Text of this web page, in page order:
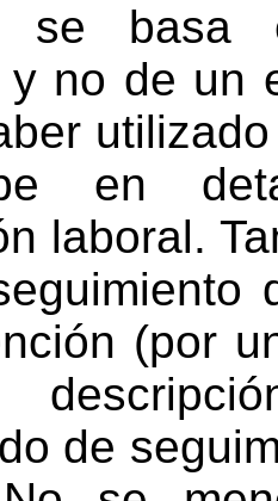
se basa
y no de un
en
laboral.
(por
de